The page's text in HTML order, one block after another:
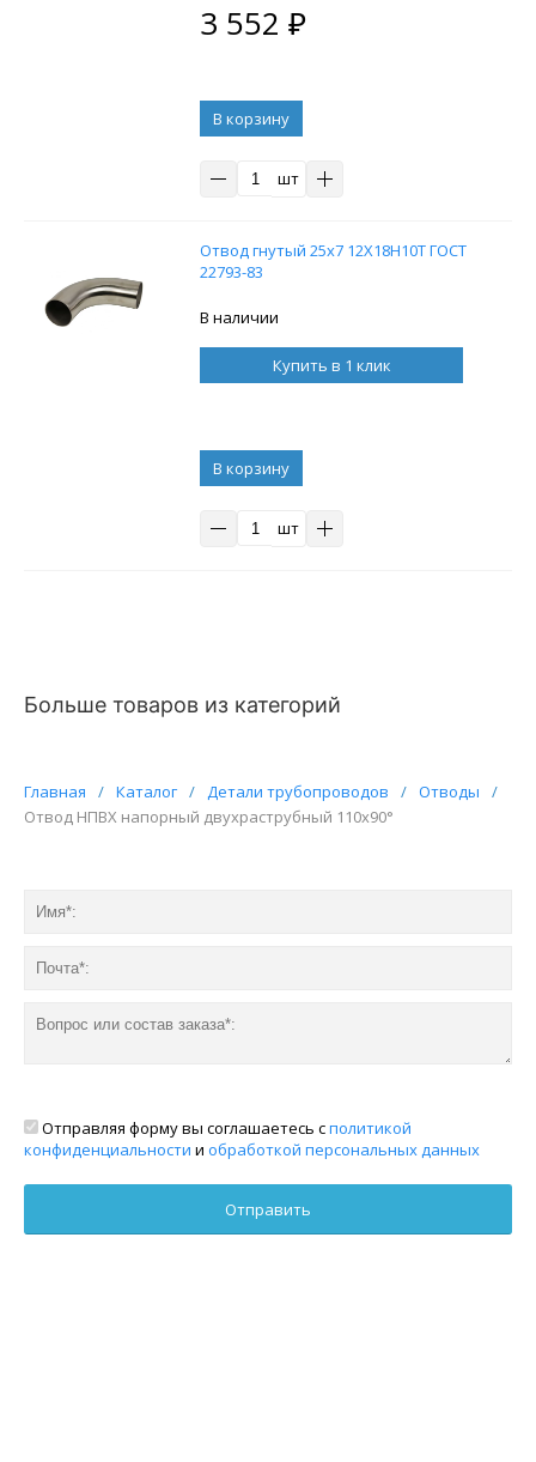
3 552 ₽
В корзину
шт
Отвод гнутый 25х7 12Х18Н10Т ГОСТ
22793-83
В наличии
Купить в 1 клик
В корзину
шт
Больше товаров из категорий
Главная / Каталог / Детали трубопроводов / Отводы
/
Отвод НПВХ напорный двухраструбный 110х90°
Отправляя форму вы соглашаетесь сполитикой
конфиденциальности и обработкой персональных данных